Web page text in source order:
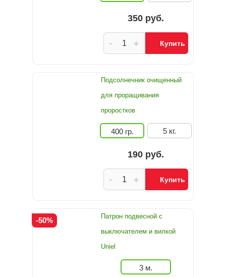
350 руб.
+
- Купить
Подсолнечник очищенный
для проращивания
проростков
400 гр. 5 кг.
190 руб.
+
- Купить
Патрон подвесной с
выключателем и вилкой
Uniel
-50%
3 м.